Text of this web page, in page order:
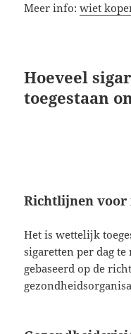
Meer info:wiet
Hoeveel
toegestaan
Richtlijnen voor
Het is wettelijk
sigaretten per dag
gebaseerd op de